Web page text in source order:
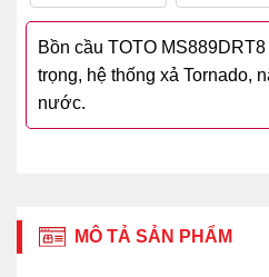
Bồn cầu TOTO
trọng, hệ thống xả Tornado,
nước.
MÔ TẢ SẢN PHẨM